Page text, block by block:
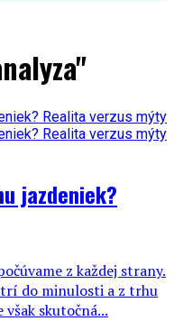
jazdeniek?
z každej strany.
do minulosti a z trhu
skutočná...